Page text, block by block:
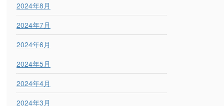
2024年8月
2024年7月
2024年6月
2024年5月
2024年4月
2024年3月